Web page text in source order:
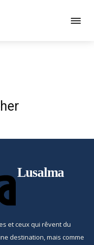
Lusalma
et ceux qui rêvent du
destination, mais comme